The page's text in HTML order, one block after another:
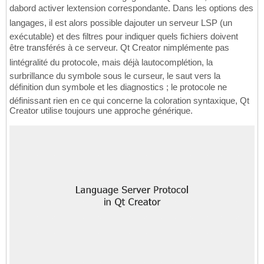
dabord activer lextension correspondante. Dans les options des
langages, il est alors possible dajouter un serveur LSP (un
exécutable) et des filtres pour indiquer quels fichiers doivent
être transférés à ce serveur. Qt Creator nimplémente pas
lintégralité du protocole, mais déjà lautocomplétion, la
surbrillance du symbole sous le curseur, le saut vers la
définition dun symbole et les diagnostics ; le protocole ne
définissant rien en ce qui concerne la coloration syntaxique, Qt
Creator utilise toujours une approche générique.